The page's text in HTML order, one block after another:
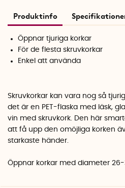
Produktinfo
Öppnar tjuriga korkar
För de flesta skruvkorkar
Enkel att använda
Skruvkorkar kan vara nog så
det är en PET-flaska med läsk,
vin med skruvkork. Den här
att få upp den omöjliga korken
starkaste händer.
Öppnar korkar med diameter